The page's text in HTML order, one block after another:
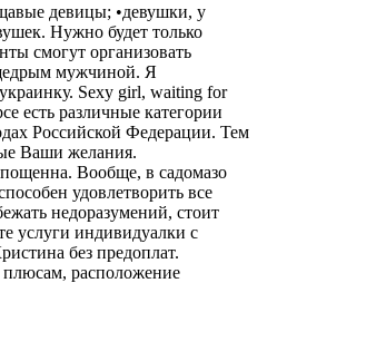
девицы; •девушки, у
Нужно будет только
смогут организовать
мужчиной. Я
Sexy girl, waiting for
есть различные категории
Российской Федерации. Тем
Ваши желания.
Вообще, в садомазо
удовлетворить все
недоразумений, стоит
услуги индивидуалки с
без предоплат.
плюсам, расположение